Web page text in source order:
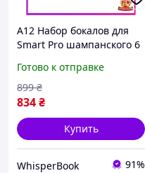
A12 Набор бокалов для
Smart Pro шампанского 6
стеклянные бокалы для
игристых вин с MAX14
Готово к отправке
834₴
899 ₴
Купить
WhisperBook 91%